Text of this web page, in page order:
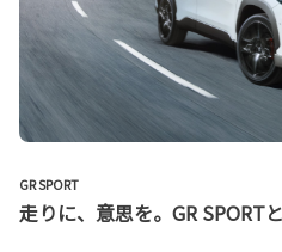
GR SPORT
走りに、意思を。GR SPORT